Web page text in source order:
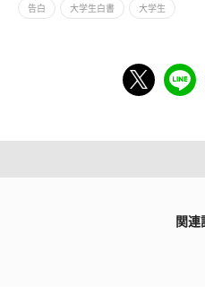
告白 大学生白書 大学生
関連